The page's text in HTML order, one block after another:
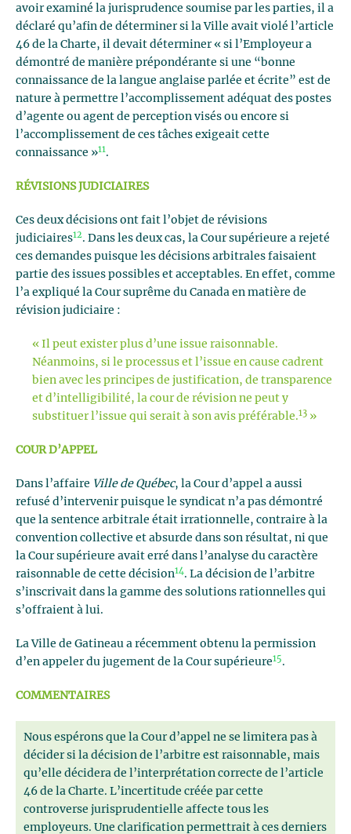
avoir examiné la jurisprudence soumise par les parties, il a
déclaré qu’afin de déterminer si la Ville avait violé l’article
46 de la Charte, il devait déterminer « si l’Employeur a
démontré de manière prépondérante si une “bonne
connaissance de la langue anglaise parlée et écrite” est de
nature à permettre l’accomplissement adéquat des postes
d’agente ou agent de perception visés ou encore si
l’accomplissement de ces tâches exigeait cette
connaissance »11.
RÉVISIONS JUDICIAIRES
Ces deux décisions ont fait l’objet de révisions
judiciaires12. Dans les deux cas, la Cour supérieure a rejeté
ces demandes puisque les décisions arbitrales faisaient
partie des issues possibles et acceptables. En effet, comme
l’a expliqué la Cour suprême du Canada en matière de
révision judiciaire :
« Il peut exister plus d’une issue raisonnable.
Néanmoins, si le processus et l’issue en cause cadrent
bien avec les principes de justification, de transparence
et d’intelligibilité, la cour de révision ne peut y
substituer l’issue qui serait à son avis préférable.13 »
COUR D’APPEL
Dans l’affaire Ville de Québec, la Cour d’appel a aussi
refusé d’intervenir puisque le syndicat n’a pas démontré
que la sentence arbitrale était irrationnelle, contraire à la
convention collective et absurde dans son résultat, ni que
la Cour supérieure avait erré dans l’analyse du caractère
raisonnable de cette décision14. La décision de l’arbitre
s’inscrivait dans la gamme des solutions rationnelles qui
s’offraient à lui.
La Ville de Gatineau a récemment obtenu la permission
d’en appeler du jugement de la Cour supérieure15 .
COMMENTAIRES
Nous espérons que la Cour d’appel ne se limitera pas à
décider si la décision de l’arbitre est raisonnable, mais
qu’elle décidera de l’interprétation correcte de l’article
46 de la Charte. L’incertitude créée par cette
controverse jurisprudentielle affecte tous les
employeurs. Une clarification permettrait à ces derniers